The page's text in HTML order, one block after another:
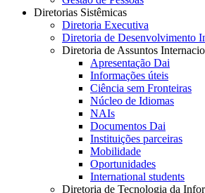
Diretorias Sistêmicas
Diretoria Executiva
Diretoria de Desenvolvimento
Diretoria de Assuntos
Apresentação Dai
Informações úteis
Ciência sem Fronteiras
Núcleo de Idiomas
NAIs
Documentos Dai
Instituições parceiras
Mobilidade
Oportunidades
International students
Diretoria de Tecnologia da